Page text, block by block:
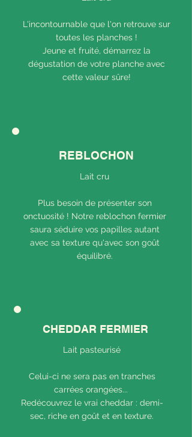
L'incontournable que l'on retrouve sur
toutes les planches !
Jeune et fruité, démarrez la
dégustation de votre planche avec
cette valeur sûre!
REBLOCHON
Lait cru
Plus besoin de présenter son
onctuosité ! Notre reblochon fermier
saura séduire vos papilles autant
avec sa texture qu'avec son goût
équilibré.
CHEDDAR FERMIER
Lait pasteurisé
Celui-ci ne sera pas en tranches
carrées orangées...
Redécouvrez le vrai cheddar : demi-
sec, riche en goût et en texture.